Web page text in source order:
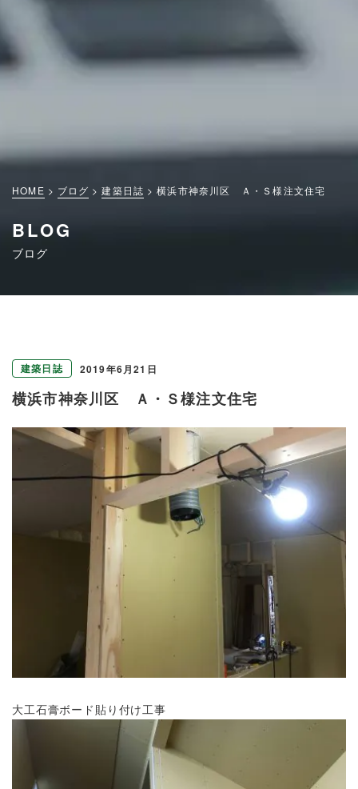
HOME ブログ 建築日誌 横浜市神奈川区 Ａ・Ｓ様注文住宅
BLOG
ブログ
建築日誌 2019年6月21日
横浜市神奈川区 Ａ・Ｓ様注文住宅
大工石膏ボード貼り付け工事